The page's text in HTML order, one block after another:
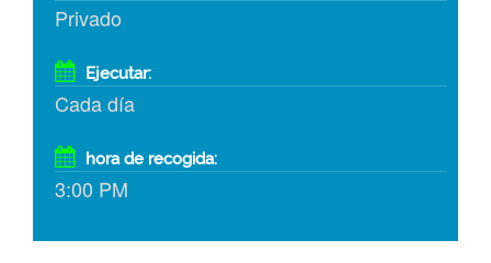
Privado
Ejecutar:
Cada día
hora de recogida:
3:00 PM